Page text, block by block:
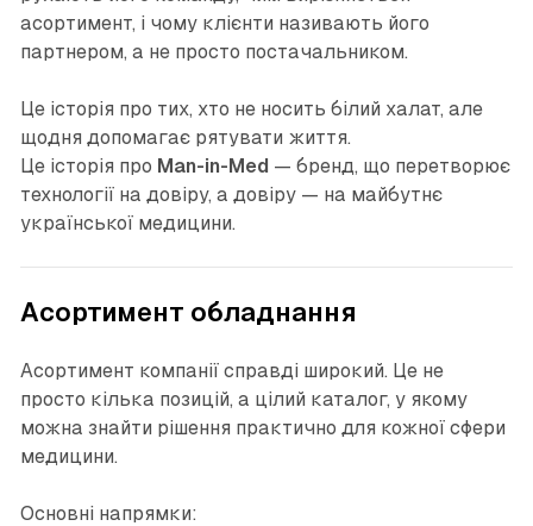
асортимент, і чому клієнти називають його
партнером, а не просто постачальником.
Це історія про тих, хто не носить білий халат, але
щодня допомагає рятувати життя.
Це історія про Man-in-Med — бренд, що перетворює
технології на довіру, а довіру — на майбутнє
української медицини.
Асортимент обладнання
Асортимент компанії справді широкий. Це не
просто кілька позицій, а цілий каталог, у якому
можна знайти рішення практично для кожної сфери
медицини.
Основні напрямки: